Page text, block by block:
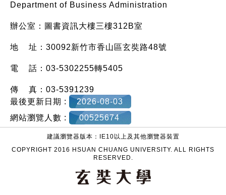
Department of Business Administration
辦公室：圖書資訊大樓三樓312B室
地 址：30092新竹市香山區玄奘路48號
電 話：03-5302255轉5405
傳 真：03-5391239
最後更新日期 :
2026-08-03
網站瀏覽人數 :
00525674
建議瀏覽器版本：IE10以上及其他瀏覽器裝置
COPYRIGHT 2016 HSUAN CHUANG UNIVERSITY. ALL RIGHTS
RESERVED.